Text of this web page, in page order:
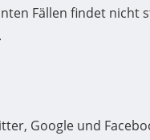
Fällen findet nicht
Google und